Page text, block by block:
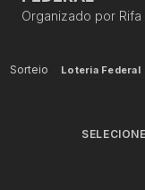
Organizado por
Sorteio Loteria Federal